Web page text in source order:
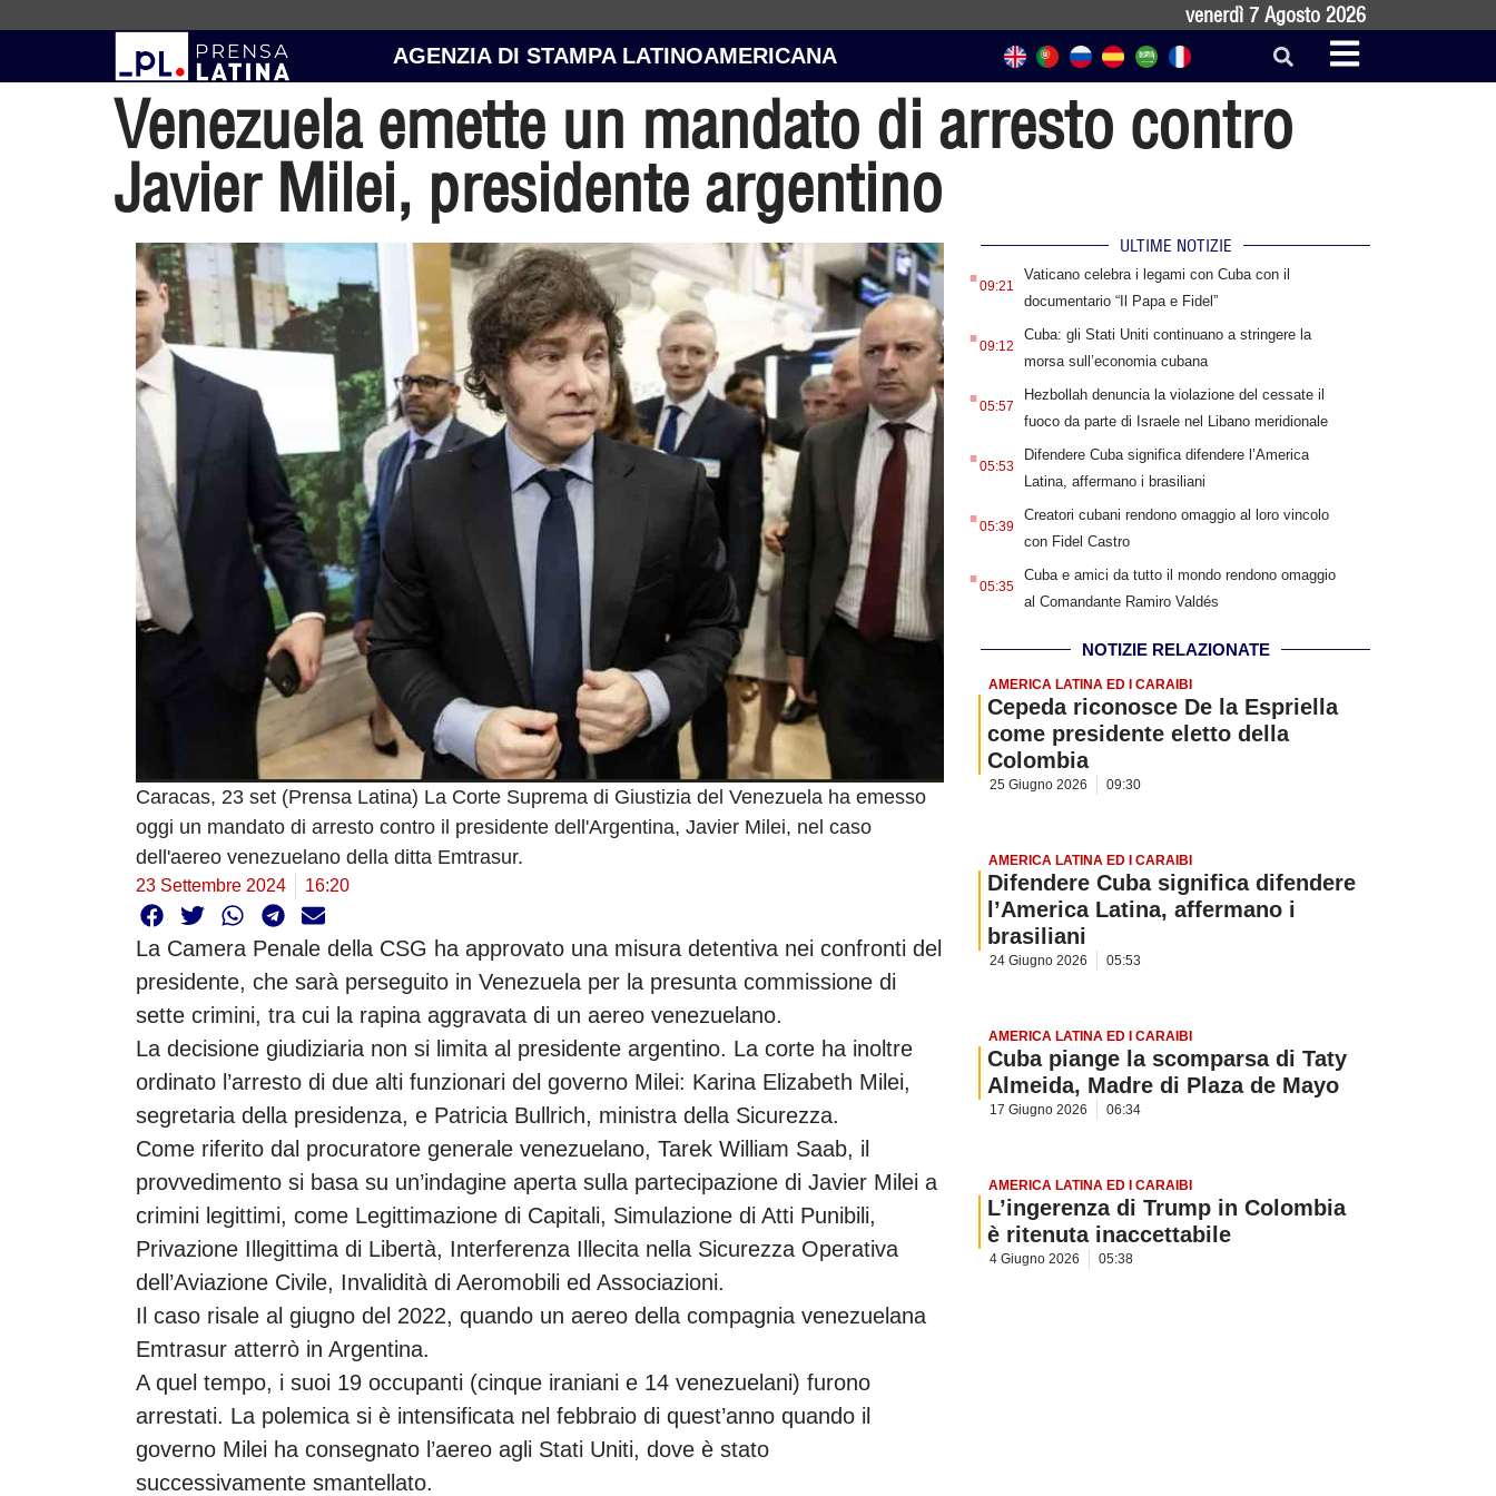
venerdì 7 Agosto 2026
AGENZIA DI STAMPA LATINOAMERICANA
Venezuela emette un mandato di arresto contro
Javier Milei, presidente argentino
Caracas, 23 set (Prensa Latina) La Corte Suprema di Giustizia del Venezuela ha emesso
oggi un mandato di arresto contro il presidente dell'Argentina, Javier Milei, nel caso
dell'aereo venezuelano della ditta Emtrasur.
23 Settembre 2024 16:20
La Camera Penale della CSG ha approvato una misura detentiva nei confronti del
presidente, che sarà perseguito in Venezuela per la presunta commissione di
sette crimini, tra cui la rapina aggravata di un aereo venezuelano.
La decisione giudiziaria non si limita al presidente argentino. La corte ha inoltre
ordinato l’arresto di due alti funzionari del governo Milei: Karina Elizabeth Milei,
segretaria della presidenza, e Patricia Bullrich, ministra della Sicurezza.
Come riferito dal procuratore generale venezuelano, Tarek William Saab, il
provvedimento si basa su un’indagine aperta sulla partecipazione di Javier Milei a
crimini legittimi, come Legittimazione di Capitali, Simulazione di Atti Punibili,
Privazione Illegittima di Libertà, Interferenza Illecita nella Sicurezza Operativa
dell’Aviazione Civile, Invalidità di Aeromobili ed Associazioni.
Il caso risale al giugno del 2022, quando un aereo della compagnia venezuelana
Emtrasur atterrò in Argentina.
A quel tempo, i suoi 19 occupanti (cinque iraniani e 14 venezuelani) furono
arrestati. La polemica si è intensificata nel febbraio di quest’anno quando il
governo Milei ha consegnato l’aereo agli Stati Uniti, dove è stato
successivamente smantellato.
ULTIME NOTIZIE
.09:21
Vaticano celebra i legami con Cuba con il
documentario “Il Papa e Fidel”
.09:12
Cuba: gli Stati Uniti continuano a stringere la
morsa sull’economia cubana
.05:57
Hezbollah denuncia la violazione del cessate il
fuoco da parte di Israele nel Libano meridionale
.05:53
Difendere Cuba significa difendere l’America
Latina, affermano i brasiliani
.05:39
Creatori cubani rendono omaggio al loro vincolo
con Fidel Castro
.05:35
Cuba e amici da tutto il mondo rendono omaggio
al Comandante Ramiro Valdés
NOTIZIE RELAZIONATE
AMERICA LATINA ED I CARAIBI
Cepeda riconosce De la Espriella
come presidente eletto della
Colombia
25 Giugno 2026 09:30
AMERICA LATINA ED I CARAIBI
Difendere Cuba significa difendere
l’America Latina, affermano i
brasiliani
24 Giugno 2026 05:53
AMERICA LATINA ED I CARAIBI
Cuba piange la scomparsa di Taty
Almeida, Madre di Plaza de Mayo
17 Giugno 2026 06:34
AMERICA LATINA ED I CARAIBI
L’ingerenza di Trump in Colombia
è ritenuta inaccettabile
4 Giugno 2026 05:38